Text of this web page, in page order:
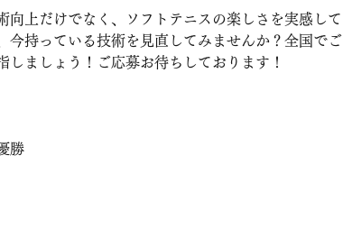
上だけでなく、ソフトテニスの楽しさを実感して
今持っている技術を見直してみませんか？全国でご
ましょう！ご応募お待ちしております！
勝